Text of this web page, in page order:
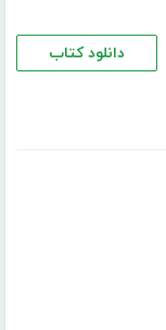
دانلود کتاب